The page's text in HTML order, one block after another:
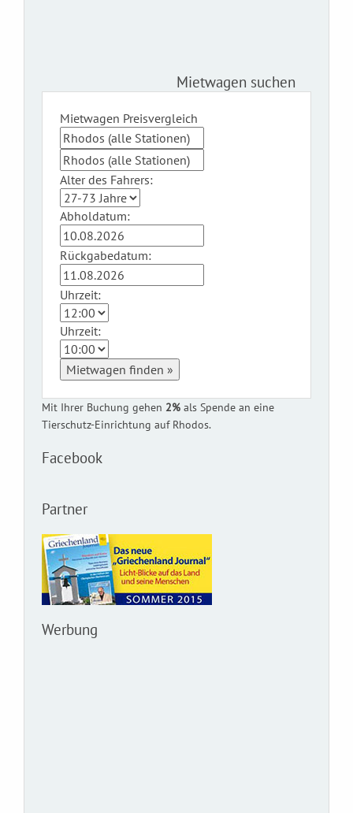
Mietwagen suchen
Mietwagen Preisvergleich
Alter des Fahrers:
Abholdatum:
Rückgabedatum:
Uhrzeit:
Uhrzeit:
Mietwagen finden »
Mit Ihrer Buchung gehen 2% als Spende an eine
Tierschutz-Einrichtung auf Rhodos.
Facebook
Partner
Werbung